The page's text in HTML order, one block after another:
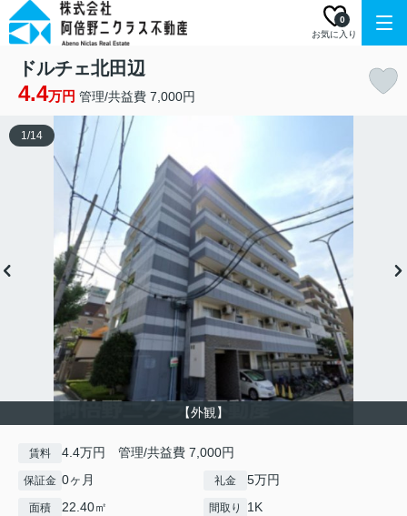
お気に入り
0
ドルチェ北田辺
4.4万円 管理/共益費 7,000円
【外観】
1/14
賃料 4.4万円 管理/共益費 7,000円
保証金 0ヶ月 礼金 5万円
面積 22.40㎡ 間取り 1K